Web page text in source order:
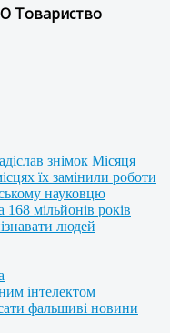
Товариство
знімок Місяця
їх замінили роботи
науковцю
мільйонів років
людей
інтелектом
фальшиві новини